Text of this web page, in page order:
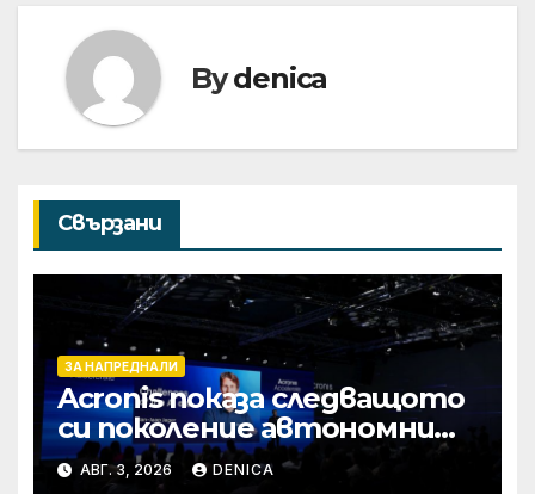
Bydenica
Свързани
ЗА НАПРЕДНАЛИ
Acronis показа следващото
си поколение автономни
услуги
АВГ. 3, 2026 DENICA